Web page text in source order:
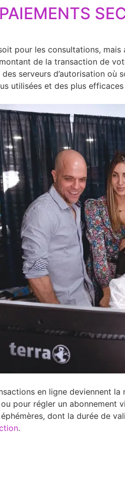
PAIEMENTS
pour les consultations,
de la transaction de
serveurs d’autorisation où
utilisées et des plus
en ligne deviennent la
pour régler un
dont la durée de
.